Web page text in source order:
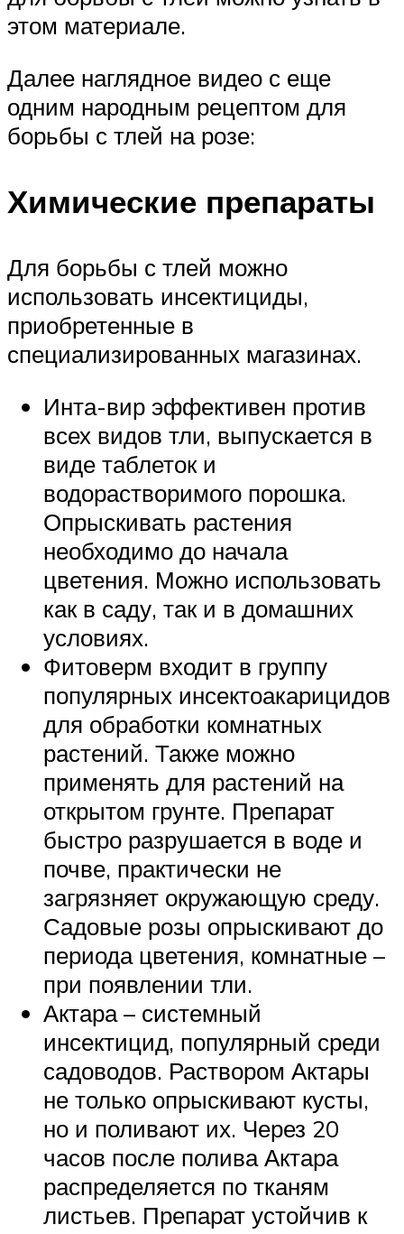
этом материале.
Далее наглядное видео с еще
одним народным рецептом для
борьбы с тлей на розе:
Химические препараты
Для борьбы с тлей можно
использовать инсектициды,
приобретенные в
специализированных магазинах.
Инта-вир эффективен против
всех видов тли, выпускается в
виде таблеток и
водорастворимого порошка.
Опрыскивать растения
необходимо до начала
цветения. Можно использовать
как в саду, так и в домашних
условиях.
Фитоверм входит в группу
популярных инсектоакарицидов
для обработки комнатных
растений. Также можно
применять для растений на
открытом грунте. Препарат
быстро разрушается в воде и
почве, практически не
загрязняет окружающую среду.
Садовые розы опрыскивают до
периода цветения, комнатные –
при появлении тли.
Актара – системный
инсектицид, популярный среди
садоводов. Раствором Актары
не только опрыскивают кусты,
но и поливают их. Через 20
часов после полива Актара
распределяется по тканям
листьев. Препарат устойчив к